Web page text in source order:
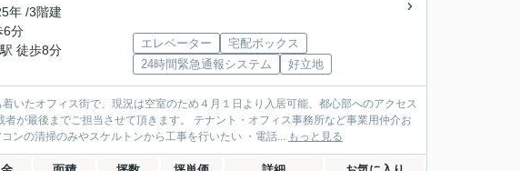
年 /3階建
6分
駅 徒歩8分 エレベーター
宅配ボックス
24時間緊急通報システム
好立地
いたオフィス街で、現況は空室のため４月１日より入居可能、都心部へのアクセス
が最後までご担当させて頂きます。 テナント・オフィス事務所など事業用仲介お
ンの清掃のみやスケルトンから工事を行いたい ・電話... もっと見る